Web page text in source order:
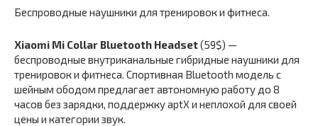
Беспроводные наушники для тренировок и фитнеса.
Xiaomi Mi Collar Bluetooth Headset(59$) —
беспроводные внутриканальные гибридные наушники для
тренировок и фитнеса. Спортивная Bluetooth модель с
шейным ободом предлагает автономную работу до 8
часов без зарядки, поддержку aptX и неплохой для своей
цены и категории звук.